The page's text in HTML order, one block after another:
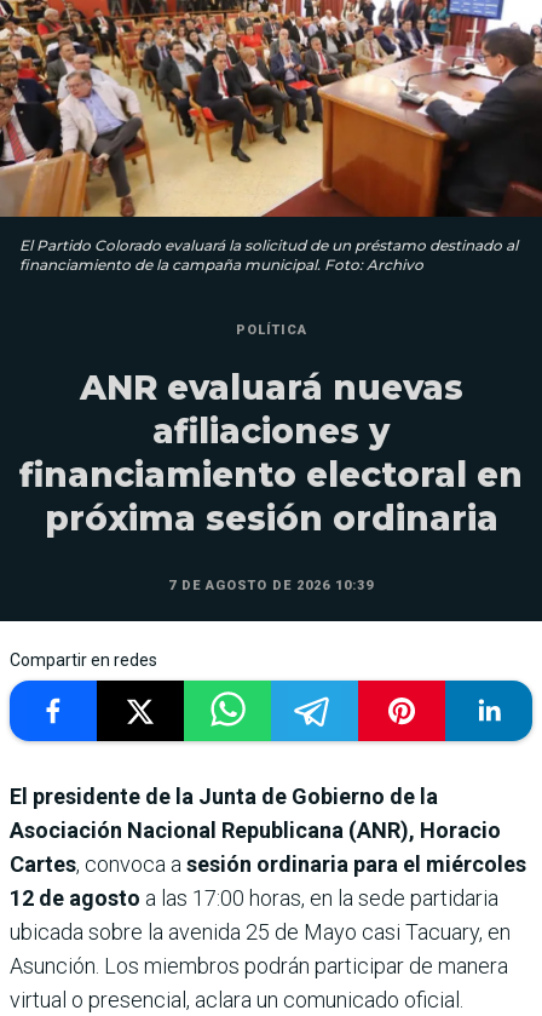
El Partido Colorado evaluará la solicitud de un préstamo destinado al
financiamiento de la campaña municipal. Foto: Archivo
POLÍTICA
ANR evaluará nuevas
afiliaciones y
financiamiento electoral en
próxima sesión ordinaria
7 DE AGOSTO DE 2026 10:39
Compartir en redes
El presidente de la Junta de Gobierno de la
Asociación Nacional Republicana (ANR), Horacio
Cartes, convoca a sesión ordinaria para el miércoles
12 de agosto a las 17:00 horas, en la sede partidaria
ubicada sobre la avenida 25 de Mayo casi Tacuary, en
Asunción. Los miembros podrán participar de manera
virtual o presencial, aclara un comunicado oficial.